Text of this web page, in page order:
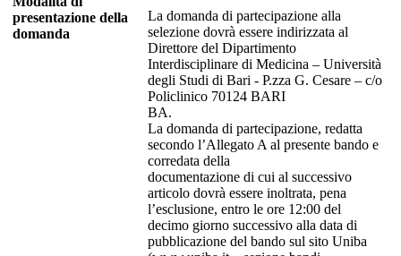
presentazione della
domanda
La domanda di partecipazione alla
selezione dovrà essere indirizzata al
Direttore del Dipartimento
Interdisciplinare di Medicina – Università
degli Studi di Bari - P.zza G. Cesare – c/o
Policlinico 70124 BARI
BA.
La domanda di partecipazione, redatta
secondo l’Allegato A al presente bando e
corredata della
documentazione di cui al successivo
articolo dovrà essere inoltrata, pena
l’esclusione, entro le ore 12:00 del
decimo giorno successivo alla data di
pubblicazione del bando sul sito Uniba